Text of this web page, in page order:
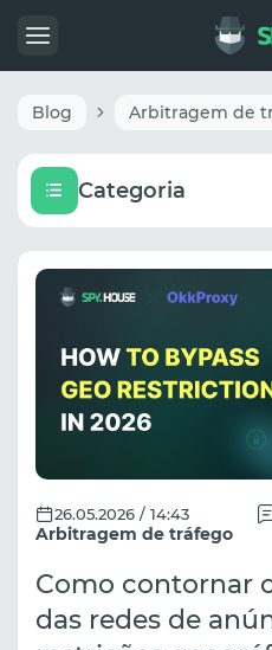
Blog Arbitragem de
Categoria
Arbitragem de tráfego
26.05.2026 / 14:43
Como contornar
das redes de